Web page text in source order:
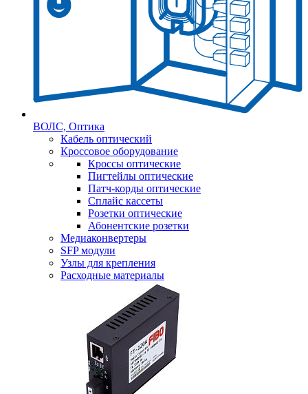
ВОЛС, Оптика
Кабель оптический
Кроссовое оборудование
Кроссы оптические
Пигтейлы оптические
Патч-корды оптические
Сплайс кассеты
Розетки оптические
Абонентские розетки
Медиаконвертеры
SFP модули
Узлы для крепления
Расходные материалы